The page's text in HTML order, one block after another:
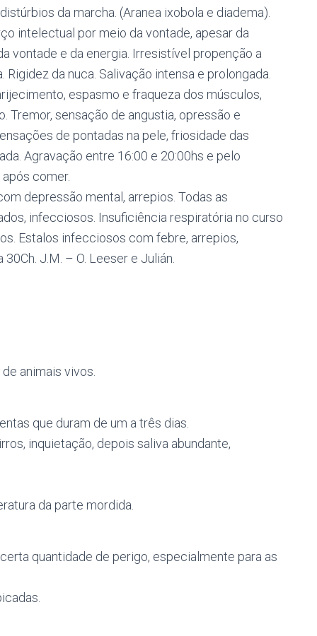
da marcha. (Aranea ixobola e diadema).
intelectual por meio da vontade, apesar da
vontade e da energia. Irresistível propenção a
da nuca. Salivação intensa e prolongada.
espasmo e fraqueza dos músculos,
sensação de angustia, opressão e
de pontadas na pele, friosidade das
Agravação entre 16:00 e 20:00hs e pelo
comer.
depressão mental, arrepios. Todas as
infecciosos. Insuficiência respiratória no curso
Estalos infecciosos com febre, arrepios,
J.M. – O. Leeser e Julián.
animais vivos.
que duram de um a três dias.
inquietação, depois saliva abundante,
da parte mordida.
quantidade de perigo, especialmente para as